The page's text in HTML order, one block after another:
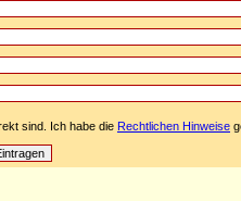
sind. Ich habe die Rechtlichen Hinweise